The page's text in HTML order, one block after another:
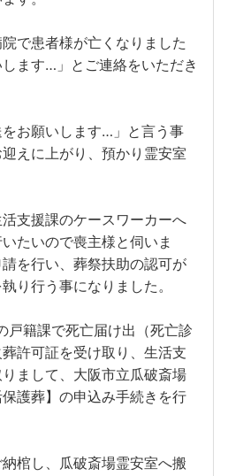
で患者様が亡くなりました
ます…」とご連絡をいただき
をお願いします…」と言う事
えに上がり、預かり霊安室
支援課のケースワーカーへ
たいので喪主様と伺いま
を行い、葬祭扶助の認可が
り行う事になりました。
戸籍課で死亡届け出（死亡診
許可証を受け取り、生活支
まして、大阪市立瓜破斎場
護葬】の申込み手続きを行
棺し、瓜破斎場霊安室へ搬